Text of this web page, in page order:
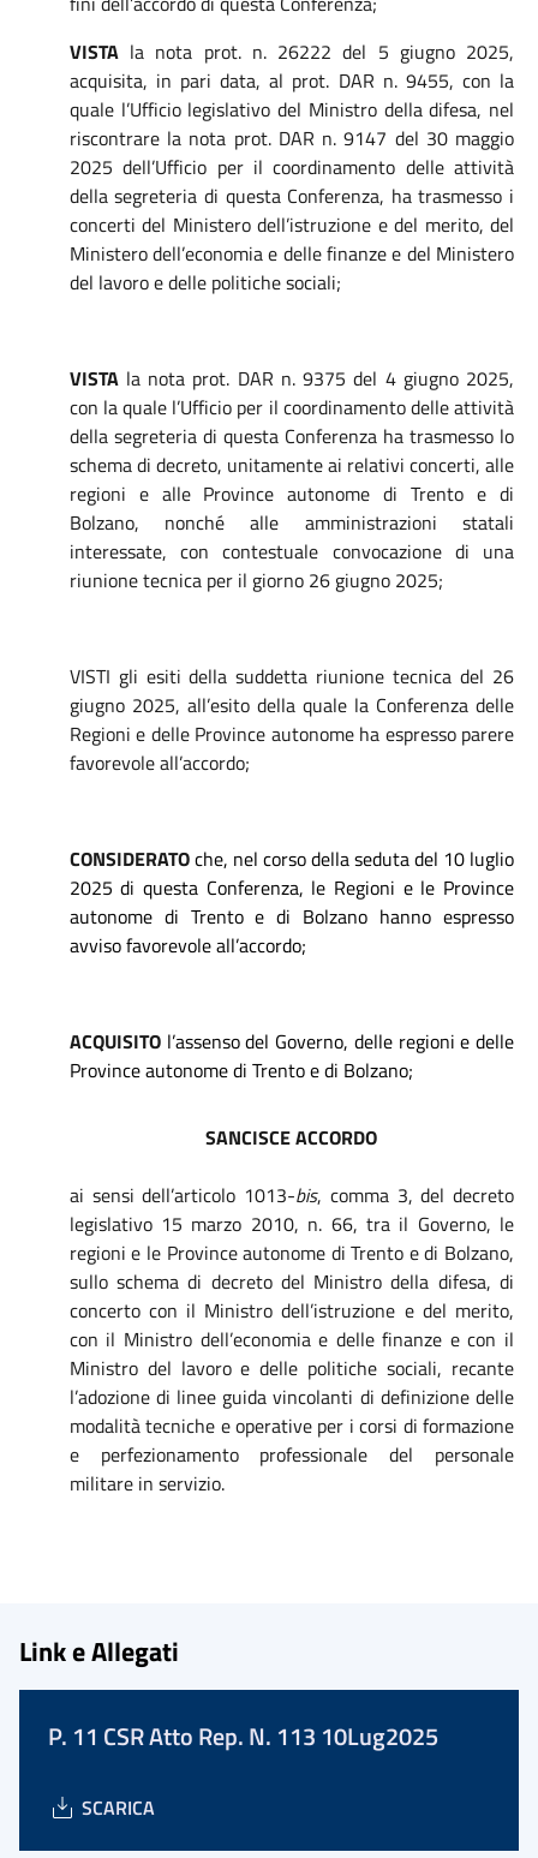
VISTA la nota prot. n. 26222 del 5 giugno 2025,
acquisita, in pari data, al prot. DAR n. 9455, con la
quale l’Ufficio legislativo del Ministro della difesa, nel
riscontrare la nota prot. DAR n. 9147 del 30 maggio
2025 dell’Ufficio per il coordinamento delle attività
della segreteria di questa Conferenza, ha trasmesso i
concerti del Ministero dell’istruzione e del merito, del
Ministero dell’economia e delle finanze e del Ministero
del lavoro e delle politiche sociali;
VISTA la nota prot. DAR n. 9375 del 4 giugno 2025,
con la quale l’Ufficio per il coordinamento delle attività
della segreteria di questa Conferenza ha trasmesso lo
schema di decreto, unitamente ai relativi concerti, alle
regioni e alle Province autonome di Trento e di
Bolzano, nonché alle amministrazioni statali
interessate, con contestuale convocazione di una
riunione tecnica per il giorno 26 giugno 2025;
VISTI gli esiti della suddetta riunione tecnica del 26
giugno 2025, all’esito della quale la Conferenza delle
Regioni e delle Province autonome ha espresso parere
favorevole all’accordo;
CONSIDERATOche, nel corso della seduta del 10 luglio
2025 di questa Conferenza, le Regioni e le Province
autonome di Trento e di Bolzano hanno espresso
avviso favorevole all’accordo;
ACQUISITO l’assenso del Governo, delle regioni e delle
Province autonome di Trento e di Bolzano;
SANCISCEACCORDO
ai sensi dell’articolo 1013-bis, comma 3, del decreto
legislativo 15 marzo 2010, n. 66, tra il Governo, le
regioni e le Province autonome di Trento e di Bolzano,
sullo schema di decreto del Ministro della difesa, di
concerto con il Ministro dell’istruzione e del merito,
con il Ministro dell’economia e delle finanze e con il
Ministro del lavoro e delle politiche sociali, recante
l’adozione di linee guida vincolanti di definizione delle
modalità tecniche e operative per i corsi di formazione
e perfezionamento professionale del personale
militare in servizio.
Link e Allegati
P. 11 CSR Atto Rep. N. 113 10Lug2025
SCARICA